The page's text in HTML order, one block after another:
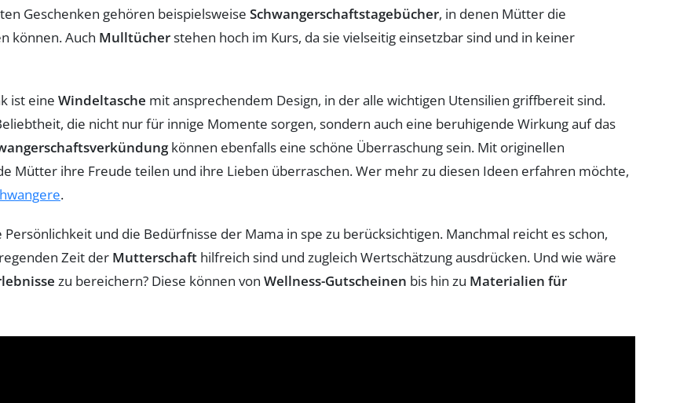
Geschenken gehören beispielsweise Schwangerschaftstagebücher, in denen Mütter die
können. Auch Mulltücherstehen hoch im Kurs, da sie vielseitig einsetzbar sind und in keiner
ist eine Windeltasche mit ansprechendem Design, in der alle wichtigen Utensilien griffbereit sind.
die nicht nur für innige Momente sorgen, sondern auch eine beruhigende Wirkung auf das
können ebenfalls eine schöne Überraschung sein. Mit originellen
Mütter ihre Freude teilen und ihre Lieben überraschen. Wer mehr zu diesen Ideen erfahren möchte,
.
und die Bedürfnisse der Mama in spe zu berücksichtigen. Manchmal reicht es schon,
Zeit der Mutterschaft hilfreich sind und zugleich Wertschätzung ausdrücken. Und wie wäre
zu bereichern? Diese können von Wellness-Gutscheinen bis hin zu Materialien für